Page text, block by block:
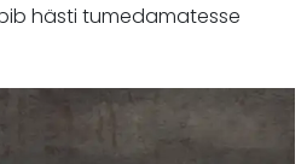
hästi tumedamatesse